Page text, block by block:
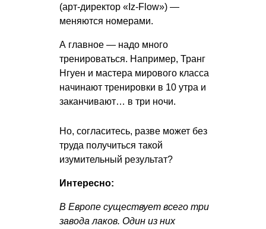
(арт-директор «Iz-Flow») —
меняются номерами.
А главное — надо много
тренироваться. Например, Транг
Нгуен и мастера мирового класса
начинают тренировки в 10 утра и
заканчивают… в три ночи.
Но, согласитесь, разве может без
труда получиться такой
изумительный результат?
Интересно:
В Европе существует всего три
завода лаков. Один из них